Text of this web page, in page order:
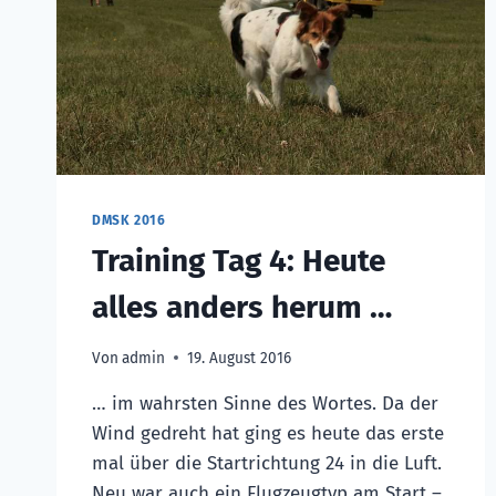
DMSK 2016
Training Tag 4: Heute
alles anders herum …
Von admin 19. August 2016
… im wahrsten Sinne des Wortes. Da der
Wind gedreht hat ging es heute das erste
mal über die Startrichtung 24 in die Luft.